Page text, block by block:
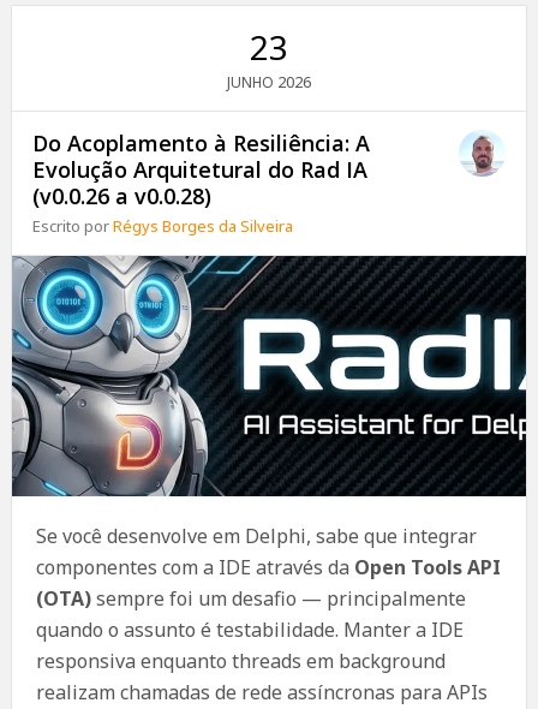
23
JUNHO 2026
Do Acoplamento à Resiliência: A
Evolução Arquitetural do Rad IA
(v0.0.26 a v0.0.28)
Escrito porRégys Borges da Silveira
Se você desenvolve em Delphi, sabe que integrar
componentes com a IDE através da Open Tools API
(OTA)sempre foi um desafio — principalmente
quando o assunto é testabilidade. Manter a IDE
responsiva enquanto threads em background
realizam chamadas de rede assíncronas para APIs